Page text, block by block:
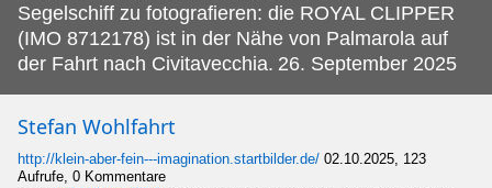
Segelschiff zu fotografieren: die ROYAL CLIPPER
(IMO 8712178) ist in der Nähe von Palmarola auf
der Fahrt nach Civitavecchia. 26. September 2025
Stefan Wohlfahrt
http://klein-aber-fein---imagination.startbilder.de/ 02.10.2025, 123
Aufrufe, 0 Kommentare